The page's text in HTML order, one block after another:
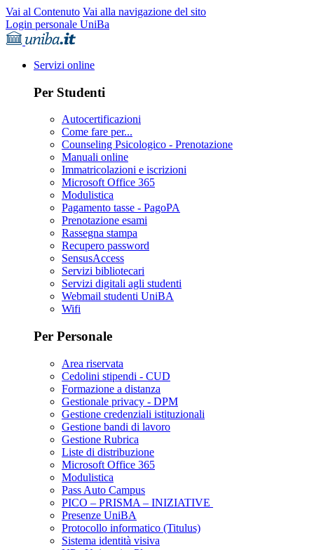
Vai al Contenuto Vai alla navigazione del sito
Login personale UniBa
Servizi online
Per Studenti
Autocertificazioni
Come fare per...
Counseling Psicologico - Prenotazione
Manuali online
Immatricolazioni e iscrizioni
Microsoft Office 365
Modulistica
Pagamento tasse - PagoPA
Prenotazione esami
Rassegna stampa
Recupero password
SensusAccess
Servizi bibliotecari
Servizi digitali agli studenti
Webmail studenti UniBA
Wifi
Per Personale
Area riservata
Cedolini stipendi - CUD
Formazione a distanza
Gestionale privacy - DPM
Gestione credenziali istituzionali
Gestione bandi di lavoro
Gestione Rubrica
Liste di distribuzione
Microsoft Office 365
Modulistica
Pass Auto Campus
PICO – PRISMA – INIZIATIVE
Presenze UniBA
Protocollo informatico (Titulus)
Sistema identità visiva